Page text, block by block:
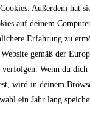
Außerdem hat
auf deinem
Erfahrung zu
gemäß der
verfolgen. Wenn du
wird in deinem
ein Jahr lang